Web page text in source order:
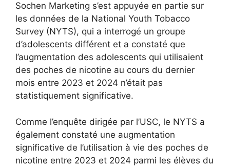
Sochen Marketing s’est appuyée en partie sur
les données de la National Youth Tobacco
Survey (NYTS), qui a interrogé un groupe
d’adolescents différent et a constaté que
l’augmentation des adolescents qui utilisaient
des poches de nicotine au cours du dernier
mois entre 2023 et 2024 n’était pas
statistiquement significative.
Comme l’enquête dirigée par l’USC, le NYTS a
également constaté une augmentation
significative de l’utilisation à vie des poches de
nicotine entre 2023 et 2024 parmi les élèves du